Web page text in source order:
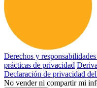
Derechos y
prácticas de privacidad
Declaración de privacidad
No vender ni compartir mi